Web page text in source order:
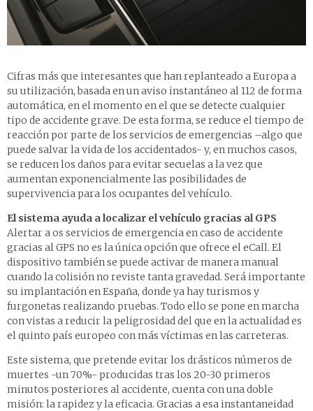
Cifras más que interesantes que han replanteado a Europa a
su utilización, basada en un aviso instantáneo al 112 de forma
automática, en el momento en el que se detecte cualquier
tipo de accidente grave. De esta forma, se reduce el tiempo de
reacción por parte de los servicios de emergencias –algo que
puede salvar la vida de los accidentados- y, en muchos casos,
se reducen los daños para evitar secuelas a la vez que
aumentan exponencialmente las posibilidades de
supervivencia para los ocupantes del vehículo.
El sistema ayuda a localizar el vehículo gracias al GPS
Alertar a os servicios de emergencia en caso de accidente
gracias al GPS no es la única opción que ofrece el eCall. El
dispositivo también se puede activar de manera manual
cuando la colisión no reviste tanta gravedad. Será importante
su implantación en España, donde ya hay turismos y
furgonetas realizando pruebas. Todo ello se pone en marcha
con vistas a reducir la peligrosidad del que en la actualidad es
el quinto país europeo con más víctimas en las carreteras.
Este sistema, que pretende evitar los drásticos números de
muertes -un 70%- producidas tras los 20-30 primeros
minutos posteriores al accidente, cuenta con una doble
misión: la rapidez y la eficacia. Gracias a esa instantaneidad